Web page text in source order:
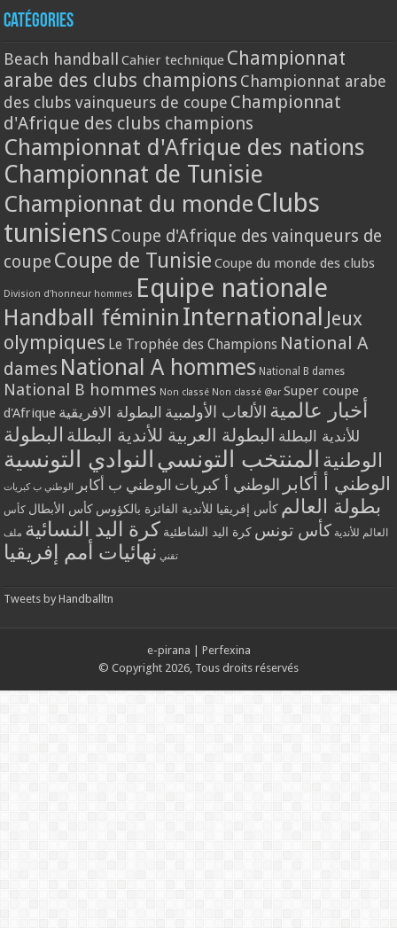
Catégories
Beach handball Cahier technique Championnat
arabe des clubs champions Championnat arabe
des clubs vainqueurs de coupe Championnat
d'Afrique des clubs champions
Championnat d'Afrique des nations
Championnat de Tunisie
Championnat du monde Clubs
tunisiens Coupe d'Afrique des vainqueurs de
coupe Coupe de Tunisie Coupe du monde des clubs
Division d'honneur hommes Equipe nationale
Handball féminin International
Jeux
olympiques Le Trophée des Champions National A
dames National A hommes National B dames
National B hommes Non classé Non classé @ar Super coupe
d'Afrique
أخبار عالمية الألعاب الأولمبية البطولة الافريقية
للأندية البطلة البطولة العربية للأندية البطلة البطولة
الوطنية المنتخب التونسي النوادي التونسية
الوطني أ أكابر الوطني أ كبريات الوطني ب أكابر الوطني ب كبريات
بطولة العالم كأس إفريقيا للأندية الفائزة بالكؤوس كأس الأبطال كأس
العالم للأندية كأس تونس كرة اليد الشاطئية كرة اليد النسائية ملف
تقني نهائيات أمم إفريقيا
Tweets by Handballtn
e-pirana
Perfexina
© Copyright 2026, Tous droits réservés